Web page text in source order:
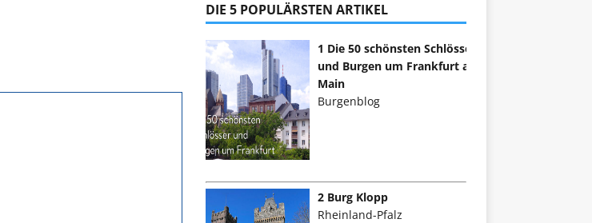
DIE 5 POPULÄRSTEN ARTIKEL
1 Die 50 schönsten Schlösser
und Burgen um Frankfurt am
Main
Burgenblog
2 Burg Klopp
Rheinland-Pfalz